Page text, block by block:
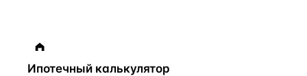
Ипотечный калькулятор